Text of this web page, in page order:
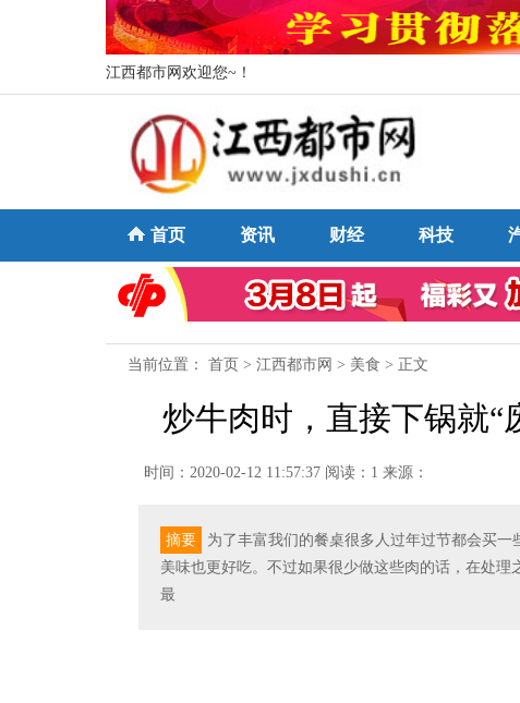
江西都市网欢迎您~！
首页 资讯 财经 科技
当前位置： 首页 > 江西都市网 > 美食 > 正文
炒牛肉时，直接下锅就“
时间：2020-02-12 11:57:37 阅读：1 来源：
摘要
为了丰富我们的餐桌很多人过年过节都会买
美味也更好吃。不过如果很少做这些肉的话，在处
最